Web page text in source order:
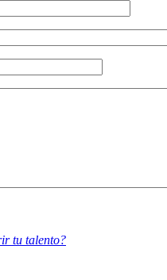
tu talento?